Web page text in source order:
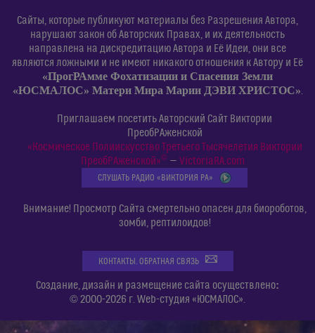
Сайты, которые публикуют материалы без Разрешения Автора,
нарушают закон об Авторских Правах, и их деятельность
направлена на дискредитацию Автора и Её Идеи, они все
являются ложными и не имеют никакого отношения к Автору и Её
«ПрогРАмме Фохатизации и Спасения Земли
«ЮСМАЛОС» Матери Мира Марии ДЭВИ ХРИСТОС».
Приглашаем посетить Авторский Сайт Виктории
ПреобРАженской
«Космическое Полиискусство Третьего Тысячелетия Виктории
ПреобРАженской»©— VictoriaRA.com
СЛУШАТЬ РАДИО «ВИКТОРИЯ РА»
Внимание! Просмотр Сайта смертельно опасен для биороботов,
зомби, рептилоидов!
КОНТАКТЫ. ОБРАТНАЯ СВЯЗЬ
Создание, дизайн и размещение сайта осуществлено:
© 2000-2026 г. Web-студия «ЮСМАЛОС».